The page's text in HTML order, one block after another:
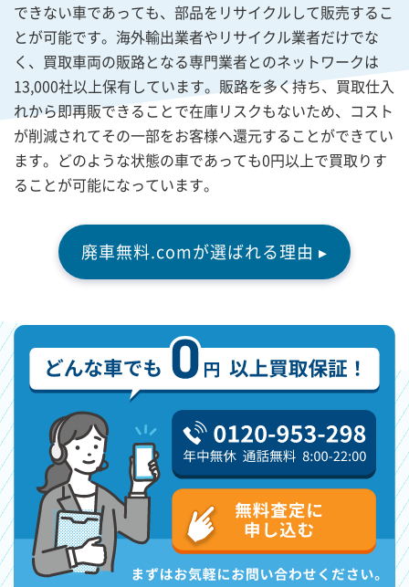
できない車であっても、部品をリサイクルして販売するこ
とが可能です。海外輸出業者やリサイクル業者だけでな
く、買取車両の販路となる専門業者とのネットワークは
13,000社以上保有しています。販路を多く持ち、買取仕入
れから即再販できることで在庫リスクもないため、コスト
が削減されてその一部をお客様へ還元することができてい
ます。どのような状態の車であっても0円以上で買取りす
ることが可能になっています。
廃車無料.comが選ばれる理由 ▸